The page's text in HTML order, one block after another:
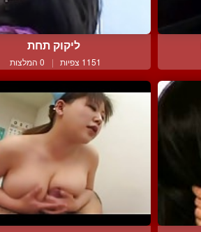
ליקוק תחת
1151 צפיות | 0 המלצות